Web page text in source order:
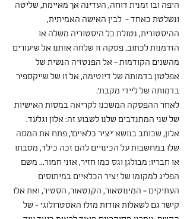
היפה ובו זמנית דוחה, העדינה אך מאיימת, שליטה
ונשלטת כאחד -  לבין האישה האמיתית,
ההיסטורית, נטולת כל היסטוריה משלה או
הזדמנות לכתוב. פסקה זו שלחה אותנו אל שיעורים
מהשנים הקודמות - אל הפנטזיה הנשית של
אפלטון בדמותה של דיוטימה, אל זו של שייקספיר
בדמותה של ליידי מקבת'.
לאחר ההפסקה המשכנו לקריאה במסות האישיות
של שני המתנדבים שלנו לשבוע זה: אלון וגלעד.
אלון, שכותב בנושא 'יציר כלאיים', פתח את המסה
שלו במחשבות על הכינויים להם זכה כילד, מסבתו
או חבריו: מבולגן וגס כמו חזיר, אזני חמור... משם
הפליג למקומו של יציר הכלאיים במיתוסים
העתיקים - המינוטאור, הקנטאור, הסטיר, ואת אלו
קישר גם לשאלות אודות מזלו האסטרולוגי - של